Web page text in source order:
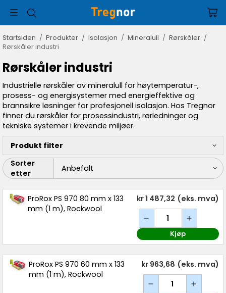
Startsiden / Produkter / Isolasjon / Mineralull / Rørskåler /
Rørskåler industri
Rørskåler industri
Industrielle rørskåler av mineralull for høytemperatur-,
prosess- og energisystemer med energieffektive og
brannsikre løsninger for profesjonell isolasjon. Hos Tregnor
finner du rørskåler for prosessindustri, rørledninger og
tekniske systemer i krevende miljøer.
Produkt filter
Sorter
etter
ProRox PS 970 80 mm x 133
mm (1 m), Rockwool
kr 1 487,32 (eks. mva)
Kjøp
ProRox PS 970 60 mm x 133
mm (1 m), Rockwool
kr 963,68 (eks. mva)